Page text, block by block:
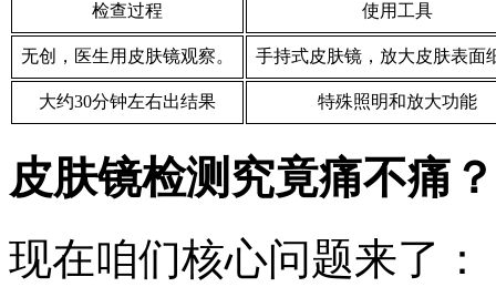
检查过程 使用工具
无创，医生用皮肤镜观察。 手持式皮肤镜，放大皮肤表面
大约30分钟左右出结果 特殊照明和放大功能
皮肤镜检测究竟痛不痛？
现在咱们核心问题来了